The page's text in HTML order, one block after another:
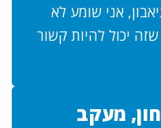
אני שומע לא
יכול להיות קשור
מעקב